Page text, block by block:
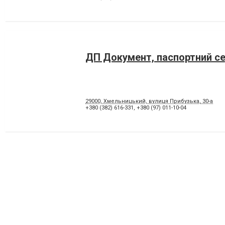
ДП Документ, паспортний
29000, Хмельницький, вулиця Прибузька, 30-а
+380 (382) 616-331 , +380 (97) 011-10-04